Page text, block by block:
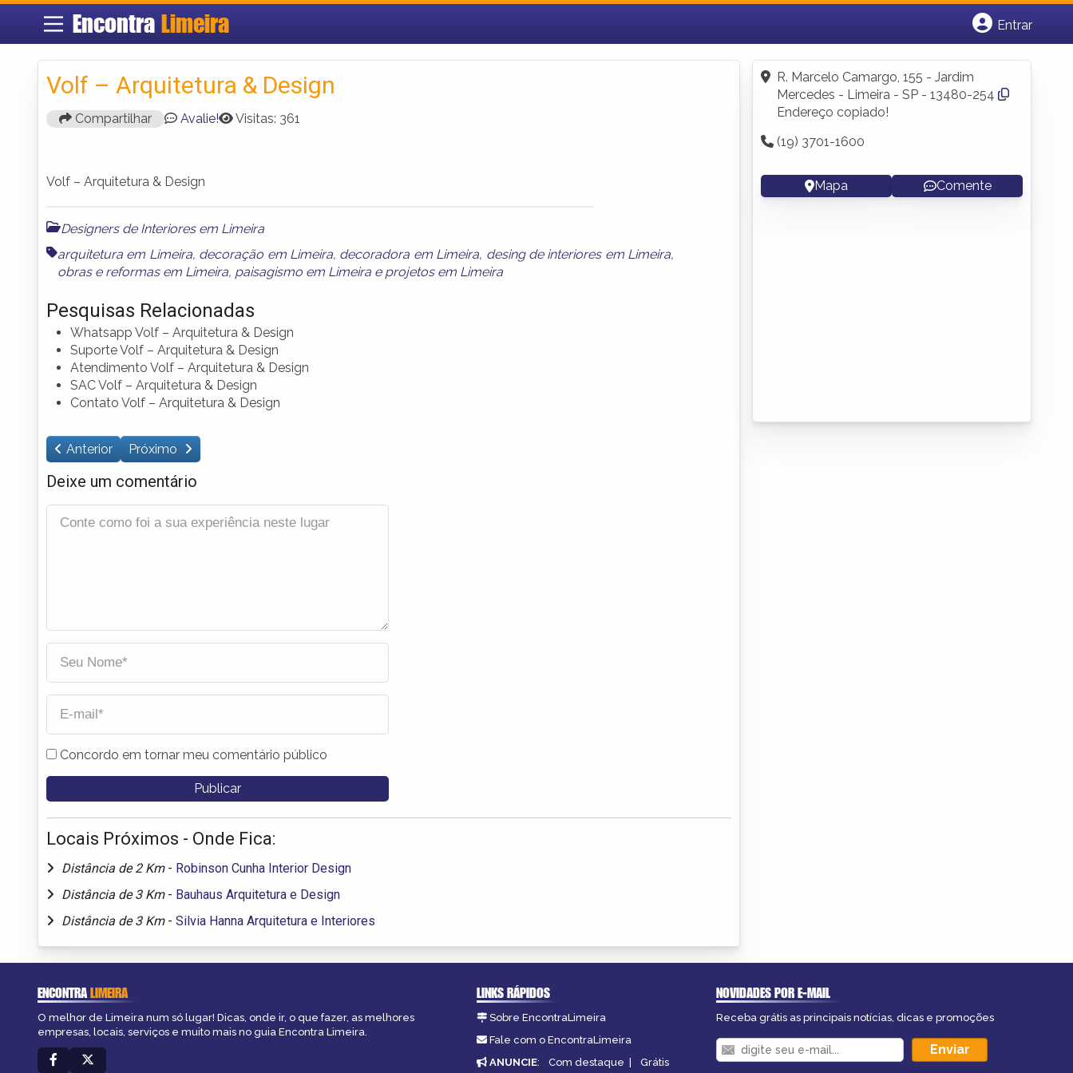
Encontra Limeira
Entrar
Fazer login
Criar conta
Volf – Arquitetura & Design
Compartilhar Avalie! Visitas: 361
Volf – Arquitetura & Design
Designers de Interiores em Limeira
arquitetura em Limeira, decoração em Limeira, decoradora em Limeira, desing de interiores em Limeira,
obras e reformas em Limeira, paisagismo em Limeira e projetos em Limeira
Pesquisas Relacionadas
Whatsapp Volf – Arquitetura & Design
Suporte Volf – Arquitetura & Design
Atendimento Volf – Arquitetura & Design
SAC Volf – Arquitetura & Design
Contato Volf – Arquitetura & Design
Anterior Próximo
Deixe um comentário
Concordo em tornar meu comentário público
Locais Próximos - Onde Fica:
Distância de 2 Km - Robinson Cunha Interior Design
Distância de 3 Km - Bauhaus Arquitetura e Design
Distância de 3 Km - Silvia Hanna Arquitetura e Interiores
R. Marcelo Camargo, 155 - Jardim
Mercedes - Limeira - SP - 13480-254
Endereço copiado!
(19) 3701-1600
Mapa Comente
ENCONTRALIMEIRA
O melhor de Limeira num só lugar! Dicas, onde ir, o que fazer, as melhores
empresas, locais, serviços e muito mais no guia Encontra Limeira.
LINKS RÁPIDOS
Sobre EncontraLimeira
Fale com o EncontraLimeira
ANUNCIE: Com destaque | Grátis
NOVIDADES POR E-MAIL
Receba grátis as principais notícias, dicas e promoções